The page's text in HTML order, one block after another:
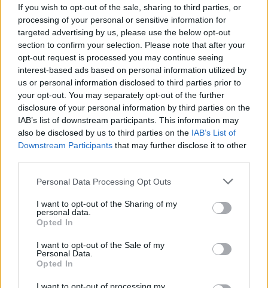
If you wish to opt-out of the sale, sharing to third parties, or
processing of your personal or sensitive information for
targeted advertising by us, please use the below opt-out
section to confirm your selection. Please note that after your
opt-out request is processed you may continue seeing
interest-based ads based on personal information utilized by
us or personal information disclosed to third parties prior to
your opt-out. You may separately opt-out of the further
disclosure of your personal information by third parties on the
IAB’s list of downstream participants. This information may
also be disclosed by us to third parties on the IAB’s List of
Downstream Participants that may further disclose it to other
Please note that this website/app uses one or more Google
not limited to your visit or usage behaviour. You may click to
grant or deny consent to Google and its third-party tags to
use your data for below specified purposes in below Google
consent section.
Personal Data Processing Opt Outs
I want to opt-out of the Sharing of my
personal data.
Opted In
I want to opt-out of the Sale of my
Personal Data.
Opted In
Ως εκ τούτου η Κομισιόν συμπεραίνει πως οι
προβολές δείχνουν μεσαίο κίνδυνο και μια
πιθανότητα 14% ο δείκτης χρέους να είναι
υψηλότερος το 2028 από ό,τι το 2023.
Στα θετικά της έκθεσης, προστίθεται το γεγονός
οι μακροπρόθεσμοι κίνδυνοι
δημοσιονομικής βιωσιμότητας για την Ελλάδα
εμφανίζονται συνολικά χαμηλοί.